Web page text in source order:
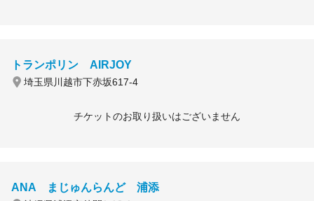
トランポリン AIRJOY
埼玉県川越市下赤坂617-4
チケットのお取り扱いはございません
ANA まじゅんらんど 浦添